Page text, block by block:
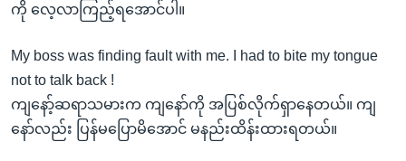
ကို လေ့လာကြည့်ရအောင်ပါ။
My boss was finding fault with me. I had to bite my tongue
not to talk back !
ကျနော့်ဆရာသမားက ကျနော်ကို အပြစ်လိုက်ရှာနေတယ်။ ကျ
နော်လည်း ပြန်မပြောမိအောင် မနည်းထိန်းထားရတယ်။